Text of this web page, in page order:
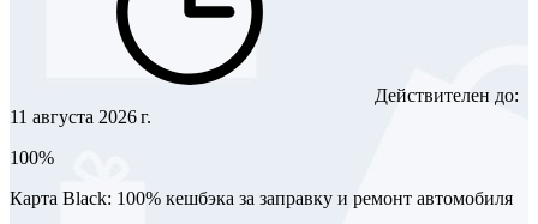
Действителен до:
11 августа 2026 г.
100%
Карта Black: 100% кешбэка за заправку и ремонт автомобиля